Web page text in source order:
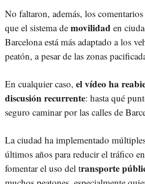
No faltaron, además, los
que el sistema de movilidad en
Barcelona está más adaptado a los
peatón, a pesar de las zonas
En cualquier caso, el vídeo ha
discusión recurrente: hasta qué
seguro caminar por las calles de
La ciudad ha implementado
últimos años para reducir el tráfico
fomentar el uso del transporte